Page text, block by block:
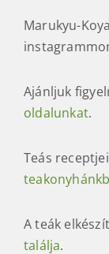
Marukyu-
Ajánljuk
oldalunkat.
Teás
At​eák
találja.